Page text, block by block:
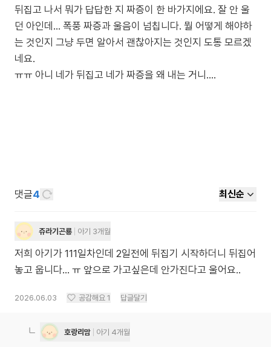
뒤집고 나서 뭐가 답답한 지 짜증이 한 바가지에요. 잘 안 울
던 아인데... 폭풍 짜증과 울음이 넘칩니다. 뭘 어떻게 해야하
는 것인지 그냥 두면 알아서 괜찮아지는 것인지 도통 모르겠
네요.
ㅠㅠ 아니 네가 뒤집고 네가 짜증을 왜 내는 거니....
댓글4 최신순
쥬라기곤룡 아기 3개월
저희 아기가 111일차인데 2일전에 뒤집기 시작하더니 뒤집어
놓고 웁니다... ㅠ 앞으로 가고싶은데 안가진다고 울어요..
2026.06.03 공감해요 1 답글달기
호랑리맘 아기 4개월